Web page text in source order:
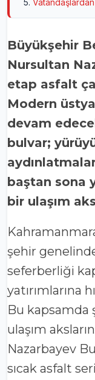
Büyükşehir Belediyesi tarafından
Nursultan
etap asfalt
Modern
devam
bulvar;
baştan sona
bir ulaşım
şehir
seferberliği
yatırımlarına
Bu
ulaşım
Nazarbayev
sıcak asfalt